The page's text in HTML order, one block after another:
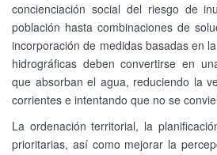
concienciación social del riesgo de
población hasta combinaciones de
incorporación de medidas basadas en
hidrográficas deben convertirse en
que absorban el agua, reduciendo la
corrientes e intentando que no se
La ordenación territorial, la
prioritarias, así como mejorar la